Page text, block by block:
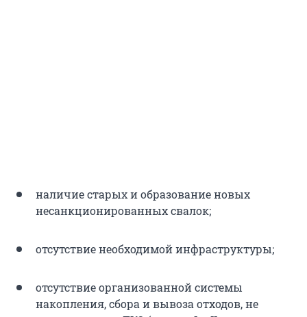
наличие старых и образование новых
несанкционированных свалок;
отсутствие необходимой инфраструктуры;
отсутствие организованной системы
накопления, сбора и вывоза отходов, не